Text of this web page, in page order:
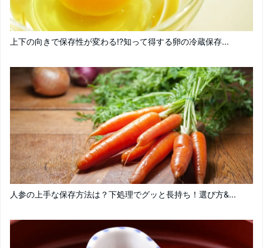
上下の向きで保存性が変わる!?知って得する卵の冷蔵保存...
人参の上手な保存方法は？下処理でグッと長持ち！選び方&...